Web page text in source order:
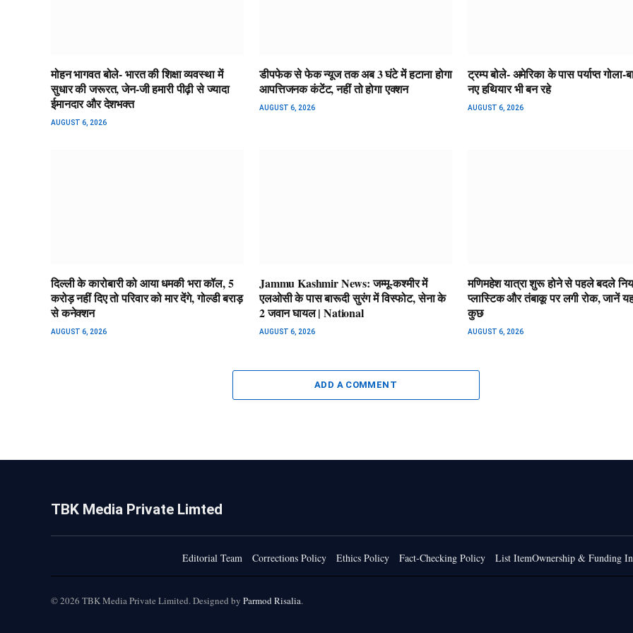
मोहन भागवत बोले- भारत की शिक्षा व्यवस्था में
सुधार की जरूरत, जेन-जी हमारी पीढ़ी से ज्यादा
ईमानदार और देशभक्त
AUGUST 6, 2026
डीपफेक से फेक न्यूज तक अब 3 घंटे में हटाना होगा
आपत्तिजनक कंटेंट, नहीं तो होगा एक्शन
AUGUST 6, 2026
ट्रम्प बोले- अमेरिका के पास पर्याप्त गोला-
नए हथियार भी बन रहे
AUGUST 6, 2026
दिल्ली के कारोबारी को आया धमकी भरा कॉल, 5
करोड़ नहीं दिए तो परिवार को मार देंगे, गोल्डी बराड़
से कनेक्शन
AUGUST 6, 2026
Jammu Kashmir News: जम्मू-कश्मीर में
एलओसी के पास बारूदी सुरंग में विस्फोट, सेना के
2 जवान घायल | National
AUGUST 6, 2026
मणिमहेश यात्रा शुरू होने से पहले बदले
प्लास्टिक और तंबाकू पर लगी रोक, जानें
कुछ
AUGUST 6, 2026
ADD A COMMENT
TBK Media Private Limted
Editorial Team Corrections Policy Ethics Policy Fact-Checking Policy List ItemOwnership & Funding
© 2026 TBK Media Private Limited. Designed by Parmod Risalia.